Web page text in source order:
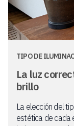
TIPO DE
La luz
brillo
La elección del
estética de cada